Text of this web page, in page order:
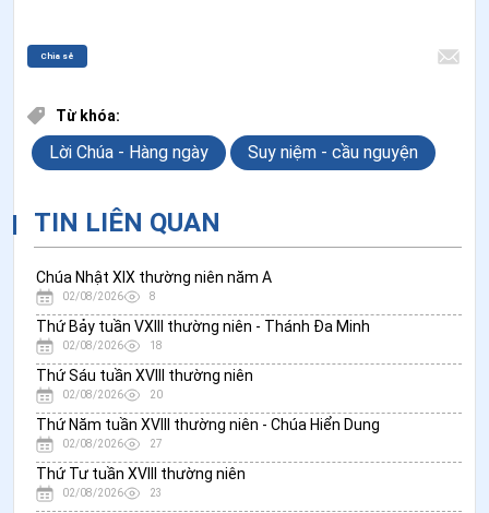
Chia sẻ
Từ khóa:
Lời Chúa - Hàng ngày Suy niệm - cầu nguyện
TIN LIÊN QUAN
Chúa Nhật XIX thường niên năm A
02/08/2026 8
Thứ Bảy tuần VXIII thường niên - Thánh Đa Minh
02/08/2026 18
Thứ Sáu tuần XVIII thường niên
02/08/2026 20
Thứ Năm tuần XVIII thường niên - Chúa Hiển Dung
02/08/2026 27
Thứ Tư tuần XVIII thường niên
02/08/2026 23